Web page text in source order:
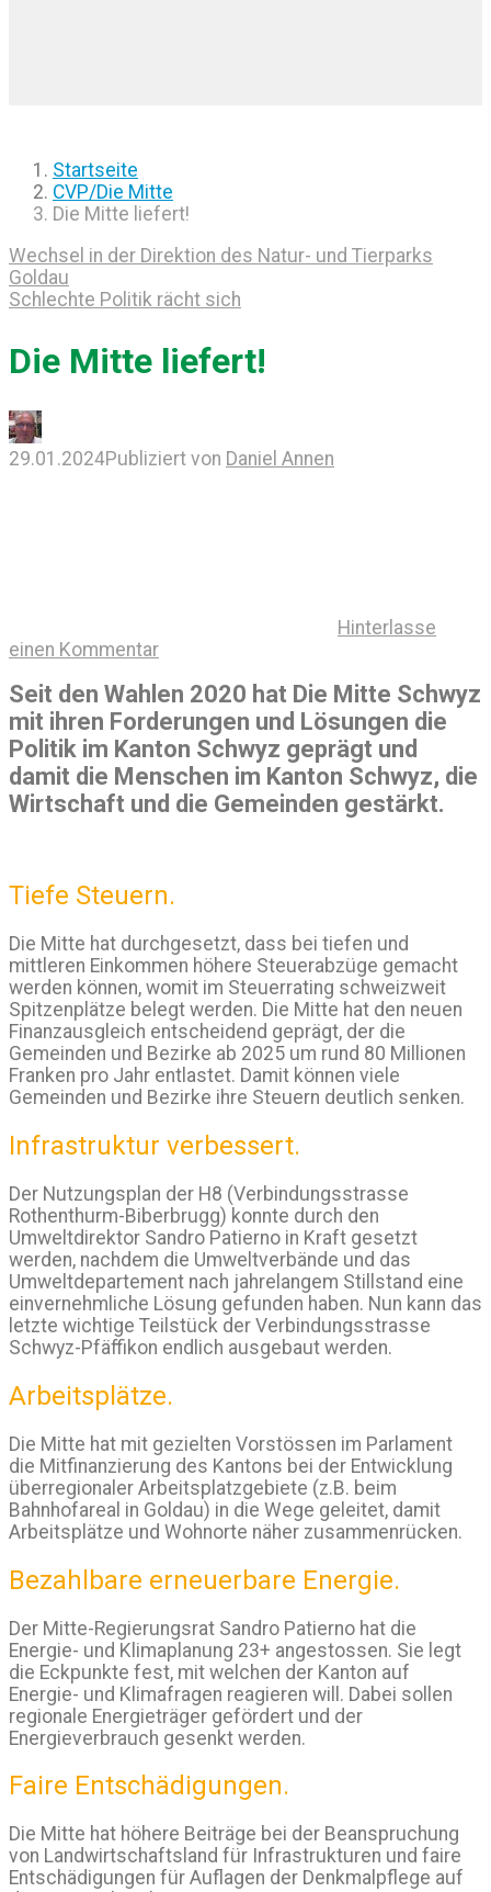
Startseite
CVP/Die Mitte
Die Mitte liefert!
Wechsel in der Direktion des Natur- und Tierparks
Goldau
Schlechte Politik rächt sich
Die Mitte liefert!
29.01.2024Publiziert von Daniel Annen
Hinterlasse
einen Kommentar
Seit den Wahlen 2020 hat Die Mitte Schwyz
mit ihren Forderungen und Lösungen die
Politik im Kanton Schwyz geprägt und
damit die Menschen im Kanton Schwyz, die
Wirtschaft und die Gemeinden gestärkt.
Tiefe Steuern.
Die Mitte hat durchgesetzt, dass bei tiefen und
mittleren Einkommen höhere Steuerabzüge gemacht
werden können, womit im Steuerrating schweizweit
Spitzenplätze belegt werden. Die Mitte hat den neuen
Finanzausgleich entscheidend geprägt, der die
Gemeinden und Bezirke ab 2025 um rund 80 Millionen
Franken pro Jahr entlastet. Damit können viele
Gemeinden und Bezirke ihre Steuern deutlich senken.
Infrastruktur verbessert.
Der Nutzungsplan der H8 (Verbindungsstrasse
Rothenthurm-Biberbrugg) konnte durch den
Umweltdirektor Sandro Patierno in Kraft gesetzt
werden, nachdem die Umweltverbände und das
Umweltdepartement nach jahrelangem Stillstand eine
einvernehmliche Lösung gefunden haben. Nun kann das
letzte wichtige Teilstück der Verbindungsstrasse
Schwyz-Pfäffikon endlich ausgebaut werden.
Arbeitsplätze.
Die Mitte hat mit gezielten Vorstössen im Parlament
die Mitfinanzierung des Kantons bei der Entwicklung
überregionaler Arbeitsplatzgebiete (z.B. beim
Bahnhofareal in Goldau) in die Wege geleitet, damit
Arbeitsplätze und Wohnorte näher zusammenrücken.
Bezahlbare erneuerbare Energie.
Der Mitte-Regierungsrat Sandro Patierno hat die
Energie- und Klimaplanung 23+ angestossen. Sie legt
die Eckpunkte fest, mit welchen der Kanton auf
Energie- und Klimafragen reagieren will. Dabei sollen
regionale Energieträger gefördert und der
Energieverbrauch gesenkt werden.
Faire Entschädigungen.
Die Mitte hat höhere Beiträge bei der Beanspruchung
von Landwirtschaftsland für Infrastrukturen und faire
Entschädigungen für Auflagen der Denkmalpflege auf